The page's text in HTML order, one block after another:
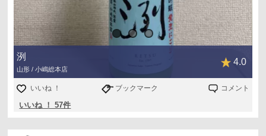
ラーメン いいかお 亀有
濃厚煮干ラーメン🍜
やっぱりしょっぱい系の煮干ラーメン大好き🥰
塩分多いのが気になりますけどね😅
洌
山形 / 小嶋総本店
4.0
いいね ！ ブックマーク コメント
いいね ！ 57件